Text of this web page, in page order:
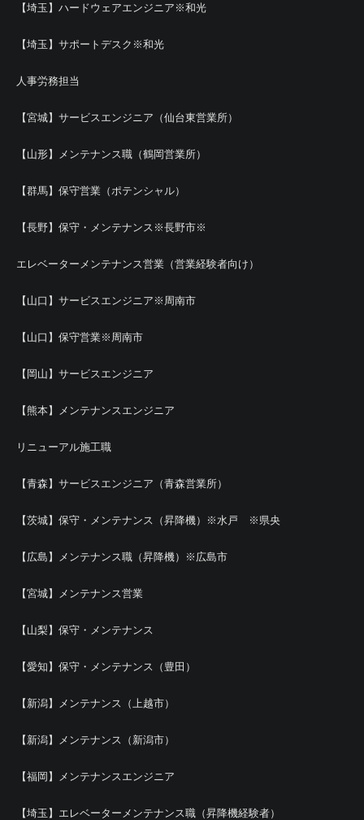
【埼玉】ハードウェアエンジニア※和光
【埼玉】サポートデスク※和光
人事労務担当
【宮城】サービスエンジニア（仙台東営業所）
【山形】メンテナンス職（鶴岡営業所）
【群馬】保守営業（ポテンシャル）
【長野】保守・メンテナンス※長野市※
エレベーターメンテナンス営業（営業経験者向け）
【山口】サービスエンジニア※周南市
【山口】保守営業※周南市
【岡山】サービスエンジニア
【熊本】メンテナンスエンジニア
リニューアル施工職
【青森】サービスエンジニア（青森営業所）
【茨城】保守・メンテナンス（昇降機）※水戸 ※県央
【広島】メンテナンス職（昇降機）※広島市
【宮城】メンテナンス営業
【山梨】保守・メンテナンス
【愛知】保守・メンテナンス（豊田）
【新潟】メンテナンス（上越市）
【新潟】メンテナンス（新潟市）
【福岡】メンテナンスエンジニア
【埼玉】エレベーターメンテナンス職（昇降機経験者）